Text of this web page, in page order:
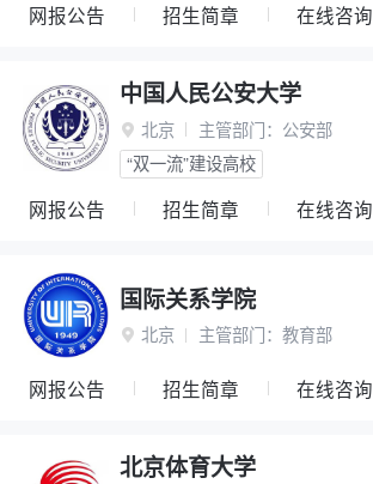
网报公告 招生简章 在线咨询
中国人民公安大学
 北京 主管部门： 公安部
“双一流”建设高校
网报公告 招生简章 在线咨询
国际关系学院
 北京 主管部门： 教育部
网报公告 招生简章 在线咨询
北京体育大学